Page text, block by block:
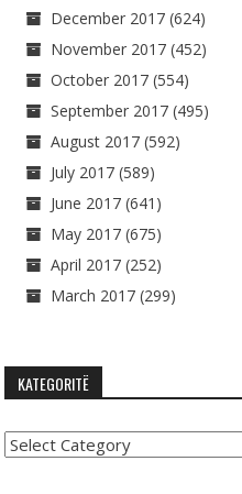
December 2017 (624)
November 2017 (452)
October 2017 (554)
September 2017 (495)
August 2017 (592)
July 2017 (589)
June 2017 (641)
May 2017 (675)
April 2017 (252)
March 2017 (299)
KATEGORITË
Kategoritë